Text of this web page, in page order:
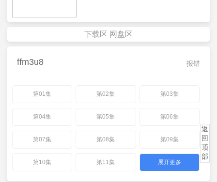
下载区 网盘区
报错
ffm3u8
第01集 第02集 第03集
第04集 第05集 第06集
第07集 第08集 第09集
第10集 第11集 展开更多
返
回
顶
部